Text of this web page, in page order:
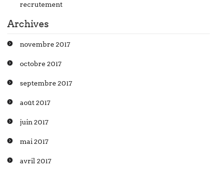
recrutement
Archives
novembre 2017
octobre 2017
septembre 2017
août 2017
juin 2017
mai 2017
avril 2017